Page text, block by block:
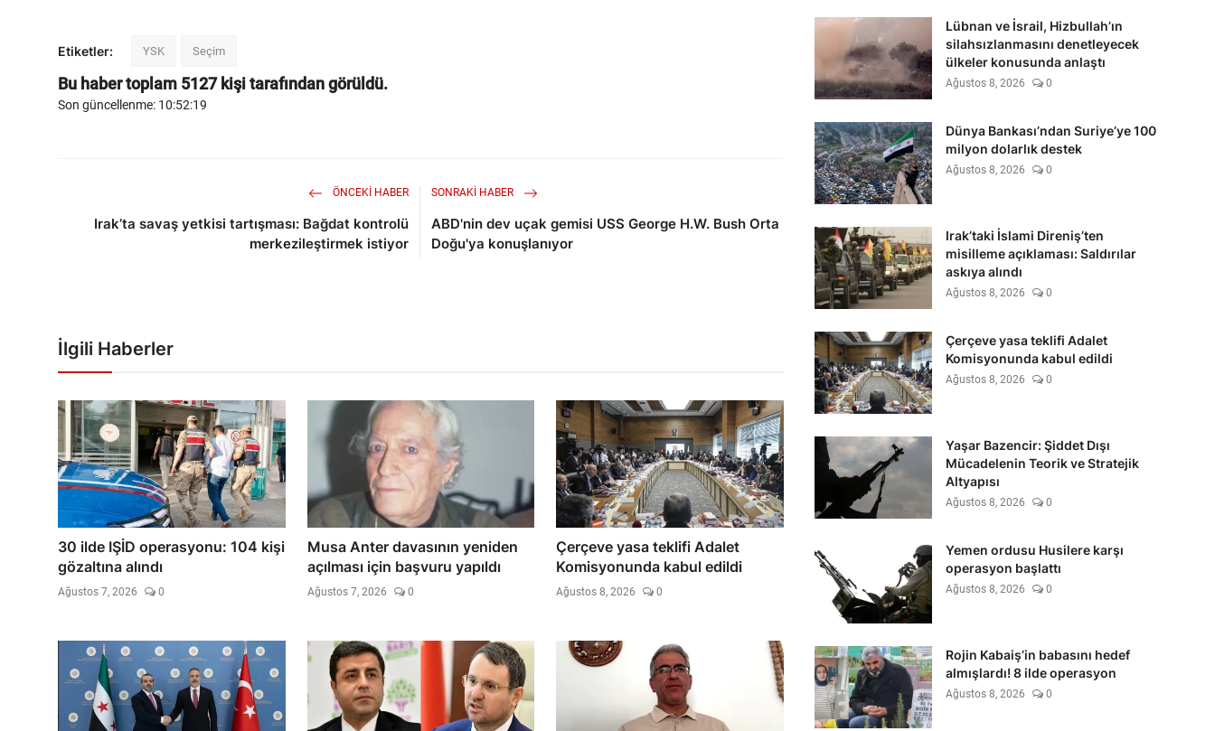
Etiketler: YSK Seçim
Bu haber toplam 5127kişi tarafından görüldü.
Son güncellenme: 10:52:19
ÖNCEKI HABER
Irak’ta savaş yetkisi tartışması: Bağdat kontrolü
merkezileştirmek istiyor
SONRAKI HABER
ABD'nin dev uçak gemisi USS George H.W. Bush Orta
Doğu'ya konuşlanıyor
İlgili Haberler
30 ilde IŞİD operasyonu: 104 kişi
gözaltına alındı
Ağustos 7, 2026 0
Musa Anter davasının yeniden
açılması için başvuru yapıldı
Ağustos 7, 2026 0
Çerçeve yasa teklifi Adalet
Komisyonunda kabul edildi
Ağustos 8, 2026 0
Lübnan ve İsrail, Hizbullah’ın
silahsızlanmasını denetleyecek
ülkeler konusunda anlaştı
Ağustos 8, 2026 0
Dünya Bankası’ndan Suriye’ye 100
milyon dolarlık destek
Ağustos 8, 2026 0
Irak’taki İslami Direniş’ten
misilleme açıklaması: Saldırılar
askıya alındı
Ağustos 8, 2026 0
Çerçeve yasa teklifi Adalet
Komisyonunda kabul edildi
Ağustos 8, 2026 0
Yaşar Bazencir: Şiddet Dışı
Mücadelenin Teorik ve Stratejik
Altyapısı
Ağustos 8, 2026 0
Yemen ordusu Husilere karşı
operasyon başlattı
Ağustos 8, 2026 0
Rojin Kabaiş’in babasını hedef
almışlardı! 8 ilde operasyon
Ağustos 8, 2026 0